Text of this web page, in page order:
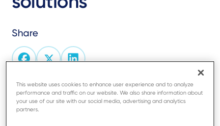
Share
The Estate Manager helps you maintain full control
of your estate on a daily basis, enabling you to
This website uses cookies to enhance user experience and to analyze
performance and traffic on our website. We also share information about
your use of our site with our social media, advertising and analytics
partners.